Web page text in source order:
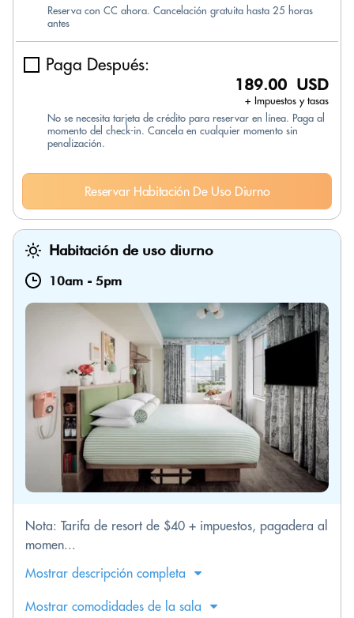
Reserva con CC ahora. Cancelación gratuita hasta 25 horas
antes
Paga Después:
189.00 USD
+ Impuestos y tasas
No se necesita tarjeta de crédito para reservar en línea. Paga al
momento del check-in. Cancela en cualquier momento sin
penalización.
Reservar Habitación De Uso Diurno
Habitación de uso diurno
10am - 5pm
Nota: Tarifa de resort de $40 + impuestos, pagadera al
momen...
Mostrar descripción completa
Mostrar comodidades de la sala